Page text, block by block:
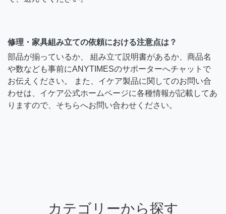
修理・家具組み立ての依頼における注意点は？
部品が揃っているか、 組み立て説明書があるか、商品名
や数なども事前にANYTIMESのサポーターへチャットで
お伝えください。 また、イケア製品に関してのお問い合
わせは、イケア公式ホームページに各種情報が記載してあ
りますので、そちらへお問い合わせください。
カテゴリーから探す